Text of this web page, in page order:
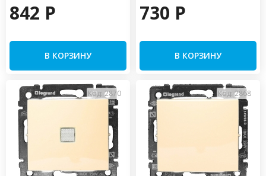
842 P
В КОРЗИНУ
730 P
В КОРЗИНУ
Код: 2870 Код: 2868